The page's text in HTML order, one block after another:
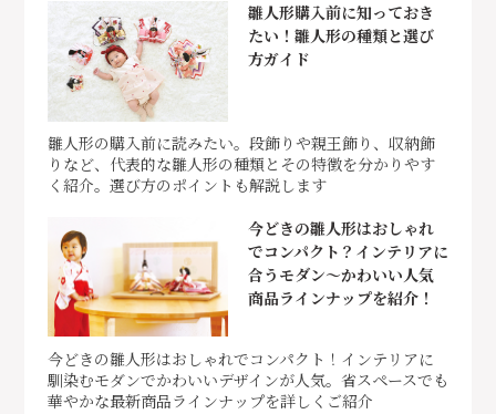
雛人形購入前に知っておき
たい！雛人形の種類と選び
方ガイド
雛人形の購入前に読みたい。段飾りや親王飾り、収納飾
りなど、代表的な雛人形の種類とその特徴を分かりやす
く紹介。選び方のポイントも解説します
今どきの雛人形はおしゃれ
でコンパクト？インテリアに
合うモダン～かわいい人気
商品ラインナップを紹介！
今どきの雛人形はおしゃれでコンパクト！インテリアに
馴染むモダンでかわいいデザインが人気。省スペースでも
華やかな最新商品ラインナップを詳しくご紹介